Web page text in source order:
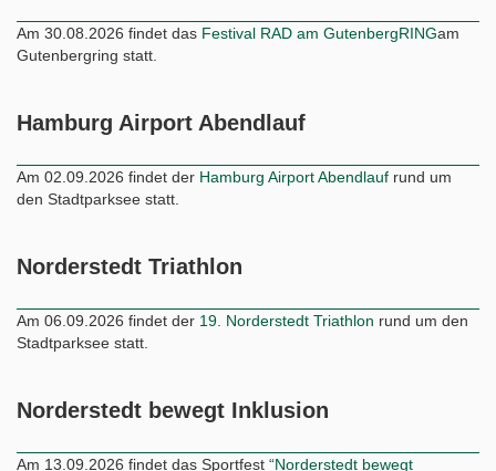
Am 30.08.2026 findet das Festival RAD am GutenbergRINGam
Gutenbergring statt.
Hamburg Airport Abendlauf
Am 02.09.2026 findet der Hamburg Airport Abendlauf rund um
den Stadtparksee statt.
Norderstedt Triathlon
Am 06.09.2026 findet der 19. Norderstedt Triathlon rund um den
Stadtparksee statt.
Norderstedt bewegt Inklusion
Am 13.09.2026 findet das Sportfest “Norderstedt bewegt